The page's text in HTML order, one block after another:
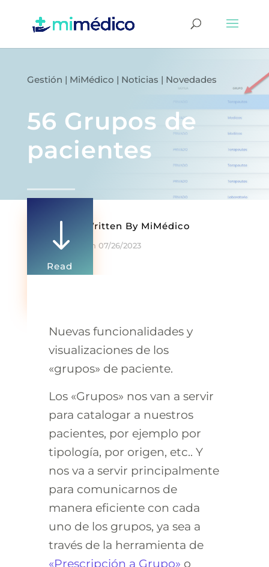
Gestión | MiMédico | Noticias | Novedades
56 Grupos de
pacientes
Written By MiMédico
On 07/26/2023
"
Read
more
Nuevas funcionalidades y
visualizaciones de los
«grupos» de paciente.
Los «Grupos» nos van a servir
para catalogar a nuestros
pacientes, por ejemplo por
tipología, por origen, etc.. Y
nos va a servir principalmente
para comunicarnos de
manera eficiente con cada
uno de los grupos, ya sea a
través de la herramienta de
«Prescripción a Grupo» o